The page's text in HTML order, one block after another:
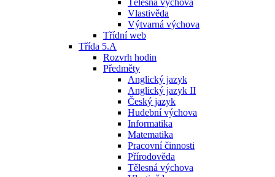
Tělesná výchova
Vlastivěda
Výtvarná výchova
Třídní web
Třída 5.A
Rozvrh hodin
Předměty
Anglický jazyk
Anglický jazyk II
Český jazyk
Hudební výchova
Informatika
Matematika
Pracovní činnosti
Přírodověda
Tělesná výchova